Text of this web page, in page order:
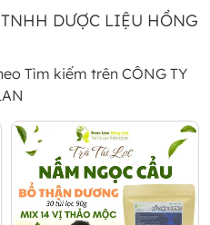
DƯỢC LIỆU HỒNG
Tìm kiếm trên CÔNG TY